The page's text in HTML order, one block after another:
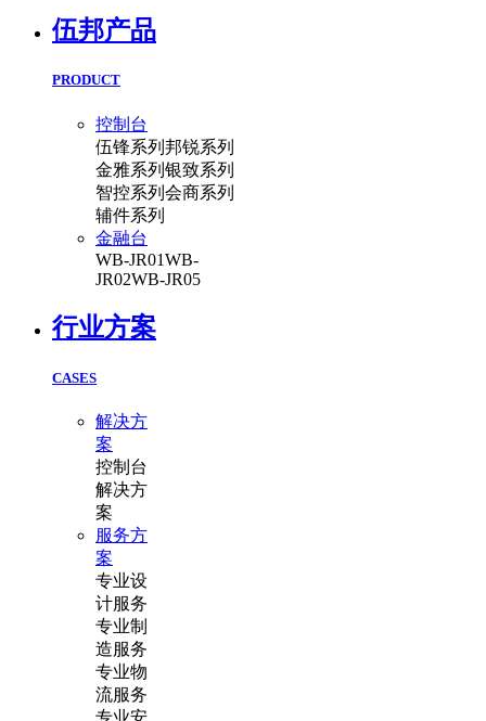
伍邦产品
PRODUCT
控制台
伍锋系列 邦锐系列
金雅系列 银致系列
智控系列 会商系列
辅件系列
金融台
WB-JR01WB-
JR02WB-JR05
行业方案
CASES
解决方
案
控制台
解决方
案
服务方
案
专业设
计服务
专业制
造服务
专业物
流服务
专业安